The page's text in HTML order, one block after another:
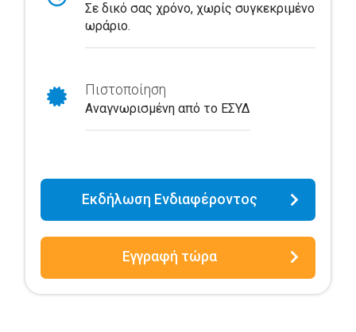
Σε δικό σας χρόνο, χωρίς συγκεκριμένο
ωράριο.
Πιστοποίηση
Αναγνωρισμένη από το ΕΣΥΔ
Εκδήλωση Ενδιαφέροντος
Εγγραφή τώρα